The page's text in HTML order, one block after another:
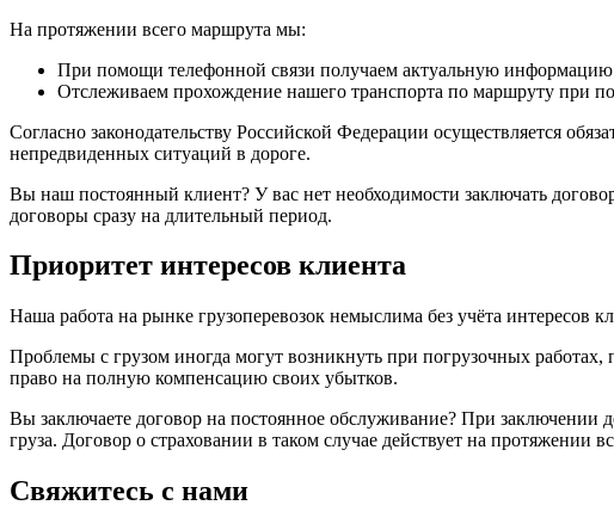
На протяжении всего маршрута мы:
При помощи телефонной связи получаем актуальную информацию
Отслеживаем прохождение нашего транспорта по маршруту
Согласно законодательству Российской Федерации осуществляется
непредвиденных ситуаций в дороге.
Вы наш постоянный клиент? У вас нет необходимости заключать
договоры сразу на длительный период.
Приоритет интересов клиента
Наша работа на рынке грузоперевозок немыслима без учёта интересов
Проблемы с грузом иногда могут возникнуть при погрузочных
право на полную компенсацию своих убытков.
Вы заключаете договор на постоянное обслуживание? При заключении
груза. Договор о страховании в таком случае действует на протяжении
Свяжитесь с нами